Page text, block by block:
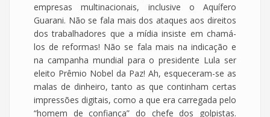
empresas multinacionais, inclusive o Aquífero
Guarani. Não se fala mais dos ataques aos direitos
dos trabalhadores que a mídia insiste em chamá-
los de reformas! Não se fala mais na indicação e
na campanha mundial para o presidente Lula ser
eleito Prêmio Nobel da Paz! Ah, esqueceram-se as
malas de dinheiro, tanto as que continham certas
impressões digitais, como a que era carregada pelo
“homem de confiança” do chefe dos golpistas.